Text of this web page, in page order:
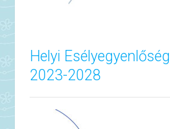
Helyi
2023-2028